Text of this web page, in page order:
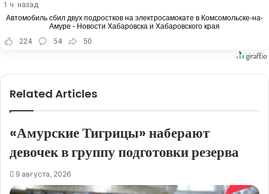
1 ч. назад
Автомобиль сбил двух подростков на электросамокате в Комсомольске-на-
Амуре - Новости Хабаровска и Хабаровского края
224
54 50
Related Articles
«Амурские Тигрицы» наберают
девочек в группу подготовки резерва
9 августа, 2026